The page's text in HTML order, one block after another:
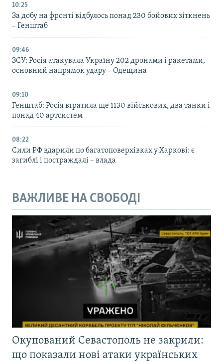
10:25
За добу на фронті відбулось понад 230 бойових зіткнень
– Генштаб
09:46
ЗСУ: Росія атакувала Україну 202 дронами і ракетами,
основний напрямок удару – Одещина
09:10
Генштаб: Росія втратила ще 1130 військових, два танки і
понад 40 артсистем
08:22
Сили РФ вдарили по багатоповерхівках у Харкові: є
загиблі і постраждалі – влада
ВАЖЛИВЕ НА СВОБОДІ
Окупований Севастополь не закрили:
що показали нові атаки українських